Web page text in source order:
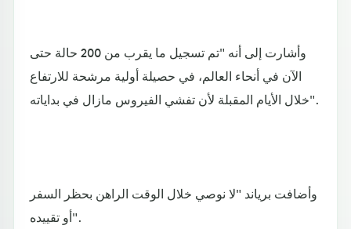
وأشارت إلى أنه "تم تسجيل ما يقرب من 200 حالة حتى
الآن في أنحاء العالم، في حصيلة أولية مرشحة للارتفاع
خلال الأيام المقبلة لأن تفشي الفيروس مازال في بداياته".
وأضافت برياند "لا نوصي خلال الوقت الراهن بحظر السفر
أو تقييده".